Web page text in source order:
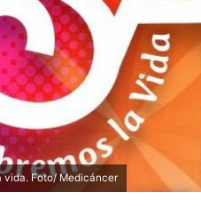
vida. Foto/ Medicáncer